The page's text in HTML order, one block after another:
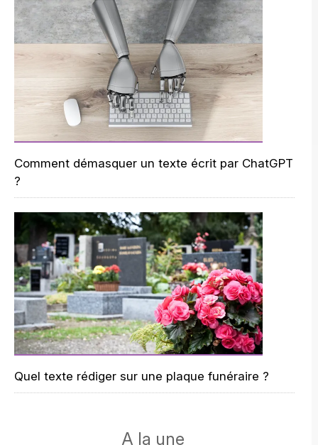
Comment démasquer un texte écrit par ChatGPT
?
Quel texte rédiger sur une plaque funéraire ?
A la une